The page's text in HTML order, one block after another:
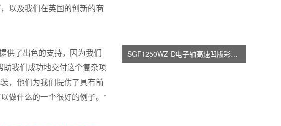
以及我们在英国的创新的商
供了出色的支持，因为我们
助我们成功地交付这个复杂项
，他们为我们提供了具有前
做什么的一个很好的例子。”
SGF1250WZ-D电子轴高速凹版彩印机